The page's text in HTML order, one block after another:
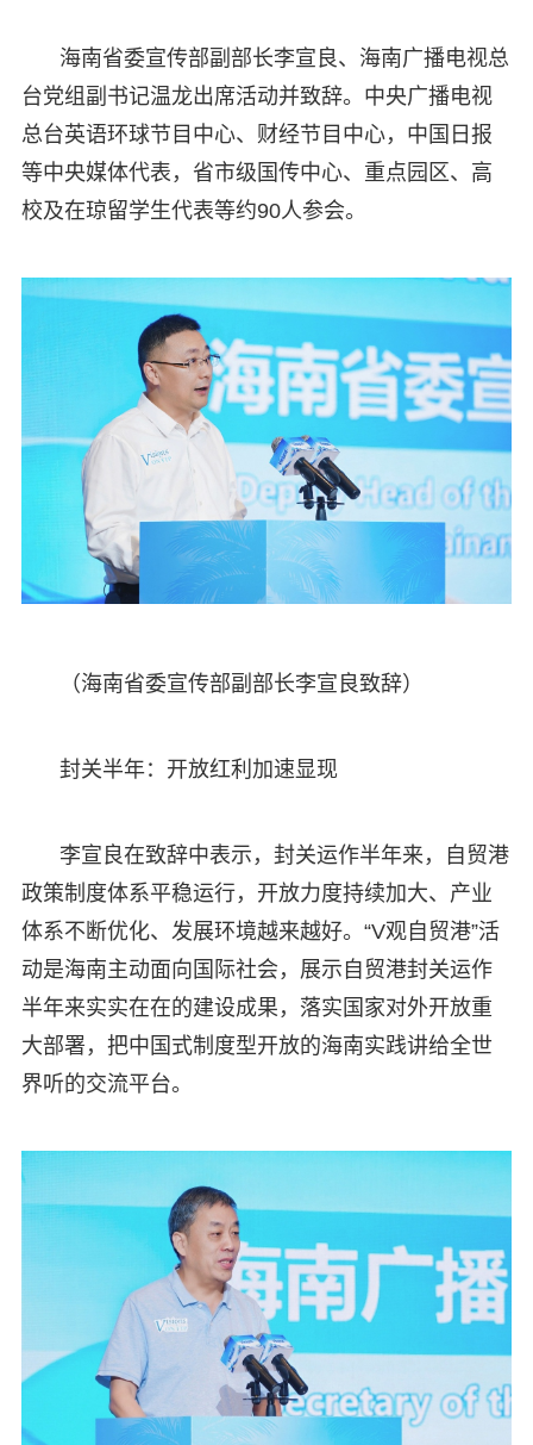
海南省委宣传部副部长李宣良、海南广播电视总
台党组副书记温龙出席活动并致辞。中央广播电视
总台英语环球节目中心、财经节目中心，中国日报
等中央媒体代表，省市级国传中心、重点园区、高
校及在琼留学生代表等约90人参会。
（海南省委宣传部副部长李宣良致辞）
封关半年：开放红利加速显现
李宣良在致辞中表示，封关运作半年来，自贸港
政策制度体系平稳运行，开放力度持续加大、产业
体系不断优化、发展环境越来越好。“V观自贸港”活
动是海南主动面向国际社会，展示自贸港封关运作
半年来实实在在的建设成果，落实国家对外开放重
大部署，把中国式制度型开放的海南实践讲给全世
界听的交流平台。